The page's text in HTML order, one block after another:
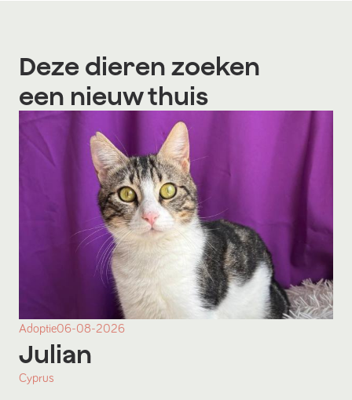
Deze dieren zoeken
een nieuw thuis
Adoptie06-08-2026
Julian
Cyprus